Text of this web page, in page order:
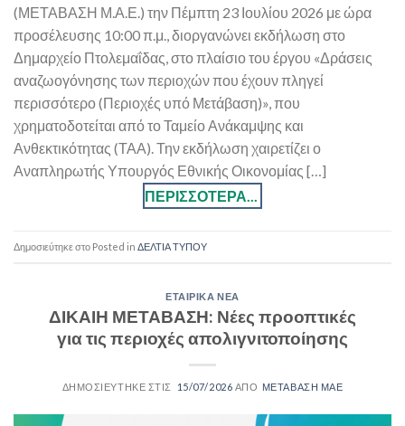
(ΜΕΤΑΒΑΣΗ Μ.Α.Ε.) την Πέμπτη 23 Ιουλίου 2026 με ώρα
προσέλευσης 10:00 π.μ., διοργανώνει εκδήλωση στο
Δημαρχείο Πτολεμαΐδας, στο πλαίσιο του έργου «Δράσεις
αναζωογόνησης των περιοχών που έχουν πληγεί
περισσότερο (Περιοχές υπό Μετάβαση)», που
χρηματοδοτείται από το Ταμείο Ανάκαμψης και
Ανθεκτικότητας (ΤΑΑ). Την εκδήλωση χαιρετίζει ο
Αναπληρωτής Υπουργός Εθνικής Οικονομίας […]
Posted in ΔΕΛΤΙΑ ΤΥΠΟΥ
ΕΤΑΙΡΙΚΑ ΝΕΑ
ΔΙΚΑΙΗ ΜΕΤΑΒΑΣΗ: Νέες προοπτικές
για τις περιοχές απολιγνιτοποίησης
15/07/2026 ΜΕΤΑΒΑΣΗ ΜΑΕ